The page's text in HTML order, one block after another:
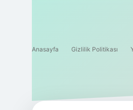
Anasayfa Gizlilik Politikası